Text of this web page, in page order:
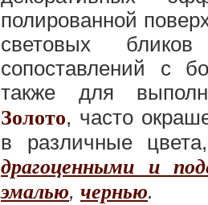
полированной
световых
сопоставлений с
также для
Золото, часто
в различные
драгоценными и
эмалью, чернью.